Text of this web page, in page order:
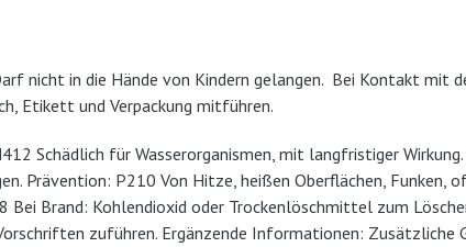
nicht in die Hände von Kindern gelangen. Bei Kontakt mit
Etikett und Verpackung mitführen.
Schädlich für Wasserorganismen, mit langfristiger
Prävention: P210 Von Hitze, heißen Oberflächen, Funken,
Brand: Kohlendioxid oder Trockenlöschmittel zum
zuführen. Ergänzende Informationen: Zusätzliche